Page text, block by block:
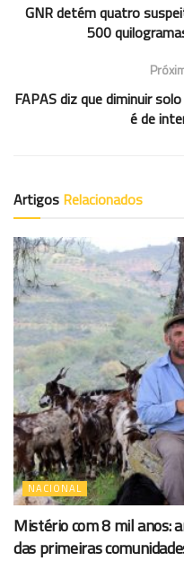
GNR detém quatro
500
FAPAS diz que diminuir
é de
Artigos Relacionados
NACIONAL
Mistério com 8 mil anos:
das primeiras